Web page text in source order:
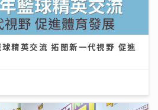
精英交流 拓闊新一代視野 促進